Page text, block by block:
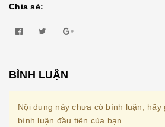
Chia sẻ:
BÌNH LUẬN
Nội dung này chưa có bình luận, hãy
bình luận đầu tiên của bạn.